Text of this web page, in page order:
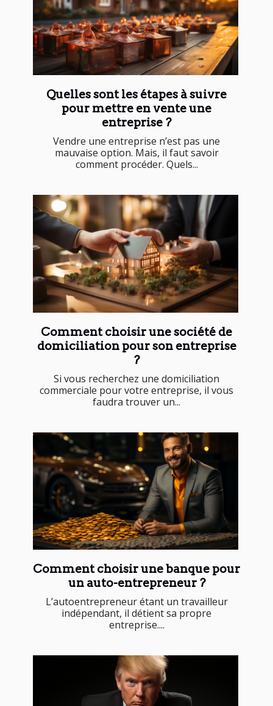
Quelles sont les étapes à suivre
pour mettre en vente une
entreprise ?
Vendre une entreprise n’est pas une
mauvaise option. Mais, il faut savoir
comment procéder. Quels...
Comment choisir une société de
domiciliation pour son entreprise
?
Si vous recherchez une domiciliation
commerciale pour votre entreprise, il vous
faudra trouver un...
Comment choisir une banque pour
un auto-entrepreneur ?
L’autoentrepreneur étant un travailleur
indépendant, il détient sa propre
entreprise....